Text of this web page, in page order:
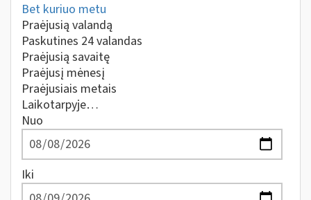
Bet kuriuo metu
Praėjusią valandą
Paskutines 24 valandas
Praėjusią savaitę
Praėjusį mėnesį
Praėjusiais metais
Laikotarpyje…
Nuo
Iki